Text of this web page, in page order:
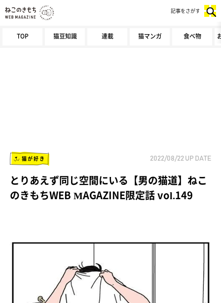
TOP 猫豆知識 連載 猫マンガ 食べ物
記事をさがす
猫が好き 2022/08/22 UP DATE
とりあえず同じ空間にいる【男の猫道】ねこ
のきもちWEB MAGAZINE限定話 vol.149